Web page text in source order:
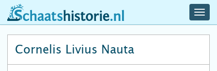
schaatshistorie.nl
Cornelis Livius Nauta